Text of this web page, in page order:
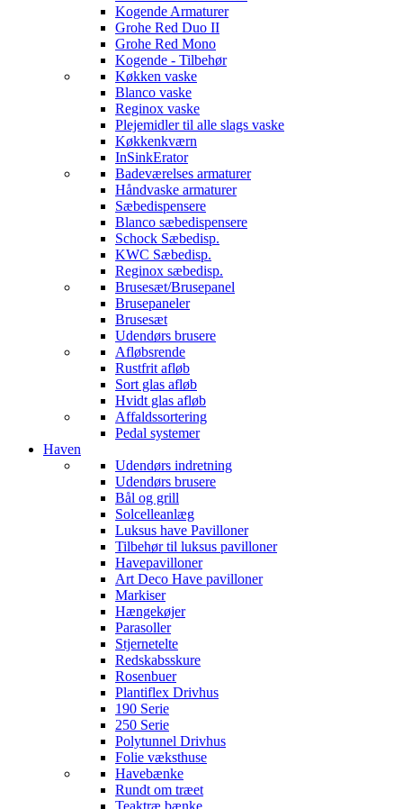
Kogende Armaturer
Grohe Red Duo II
Grohe Red Mono
Kogende - Tilbehør
Køkken vaske
Blanco vaske
Reginox vaske
Plejemidler til alle slags vaske
Køkkenkværn
InSinkErator
Badeværelses armaturer
Håndvaske armaturer
Sæbedispensere
Blanco sæbedispensere
Schock Sæbedisp.
KWC Sæbedisp.
Reginox sæbedisp.
Brusesæt/Brusepanel
Brusepaneler
Brusesæt
Udendørs brusere
Afløbsrende
Rustfrit afløb
Sort glas afløb
Hvidt glas afløb
Affaldssortering
Pedal systemer
Haven
Udendørs indretning
Udendørs brusere
Bål og grill
Solcelleanlæg
Luksus have Pavilloner
Tilbehør til luksus pavilloner
Havepavilloner
Art Deco Have pavilloner
Markiser
Hængekøjer
Parasoller
Stjernetelte
Redskabsskure
Rosenbuer
Plantiflex Drivhus
190 Serie
250 Serie
Polytunnel Drivhus
Folie væksthuse
Havebænke
Rundt om træet
Teaktræ bænke